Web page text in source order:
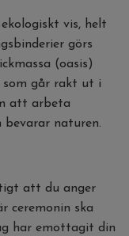
vis, helt
görs
(oasis)
som går rakt ut i
att arbeta
bevarar naturen.
att du anger
ceremonin ska
har emottagit din